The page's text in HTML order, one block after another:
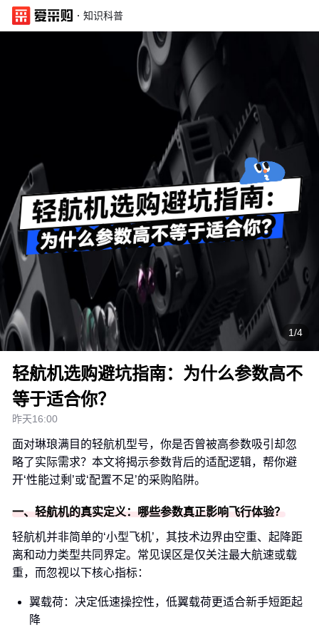
· 知识科普
1/4
轻航机选购避坑指南：为什么参数高不
等于适合你？
昨天16:00
面对琳琅满目的轻航机型号，你是否曾被高参数吸引却忽
略了实际需求？本文将揭示参数背后的适配逻辑，帮你避
开‘性能过剩’或‘配置不足’的采购陷阱。
一、轻航机的真实定义：哪些参数真正影响飞行体验？
轻航机并非简单的‘小型飞机’，其技术边界由空重、起降距
离和动力类型共同界定。常见误区是仅关注最大航速或载
重，而忽视以下核心指标：
翼载荷：决定低速操控性，低翼载荷更适合新手短距起
降